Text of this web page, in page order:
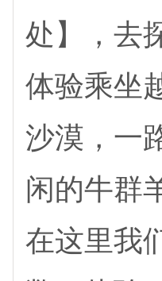
处】，去
体验乘坐
沙漠，一
闲的牛群
在这里我